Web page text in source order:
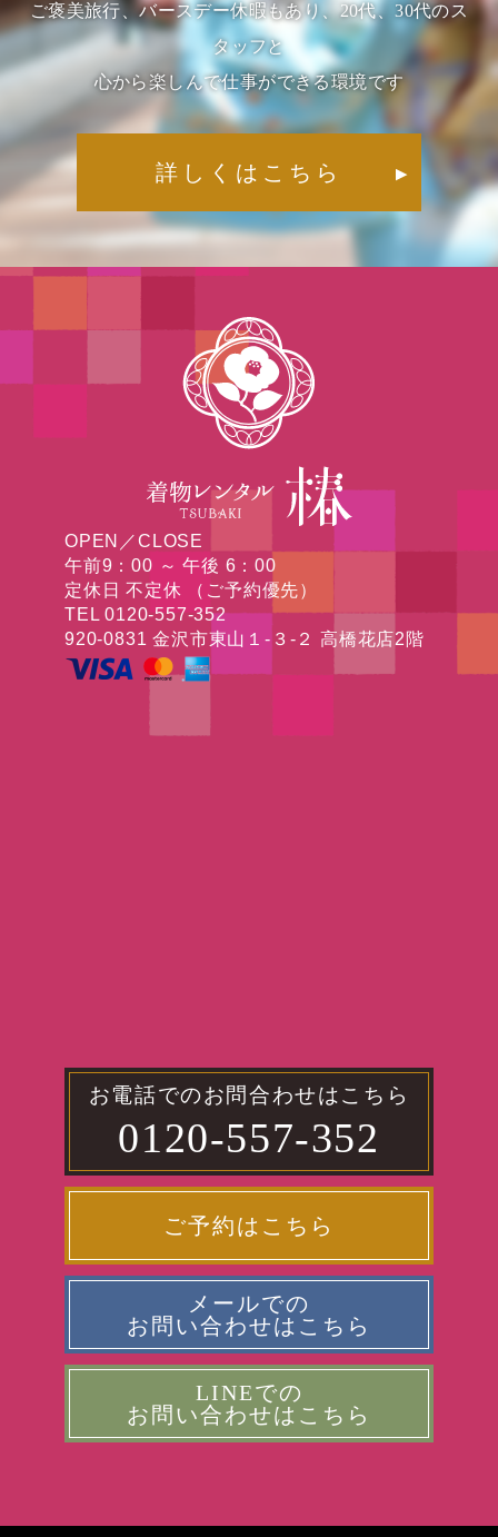
ご褒美旅行、バースデー休暇もあり、20代、30代のス
タッフと
心から楽しんで仕事ができる環境です
詳しくはこちら ▶︎
OPEN／CLOSE
午前9：00 ～ 午後 6：00
定休日 不定休 （ご予約優先）
TEL 0120-557-352
920-0831 金沢市東山１-３-２ 高橋花店2階
お電話でのお問合わせはこちら
0120-557-352
ご予約はこちら
メールでの
お問い合わせはこちら
LINEでの
お問い合わせはこちら